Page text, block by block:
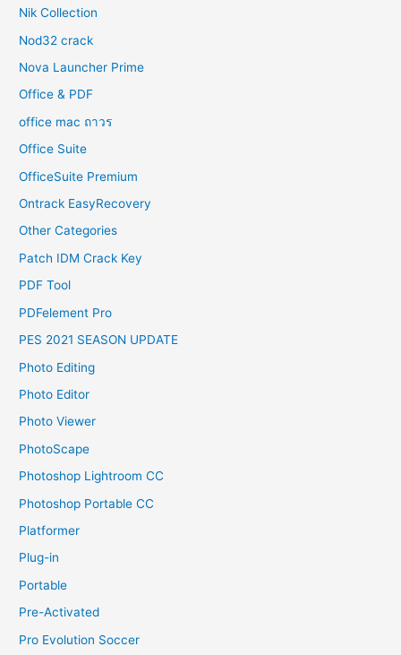
Nik Collection
Nod32 crack
Nova Launcher Prime
Office & PDF
office mac ถาวร
Office Suite
OfficeSuite Premium
Ontrack EasyRecovery
Other Categories
Patch IDM Crack Key
PDF Tool
PDFelement Pro
PES 2021 SEASON UPDATE
Photo Editing
Photo Editor
Photo Viewer
PhotoScape
Photoshop Lightroom CC
Photoshop Portable CC
Platformer
Plug-in
Portable
Pre-Activated
Pro Evolution Soccer